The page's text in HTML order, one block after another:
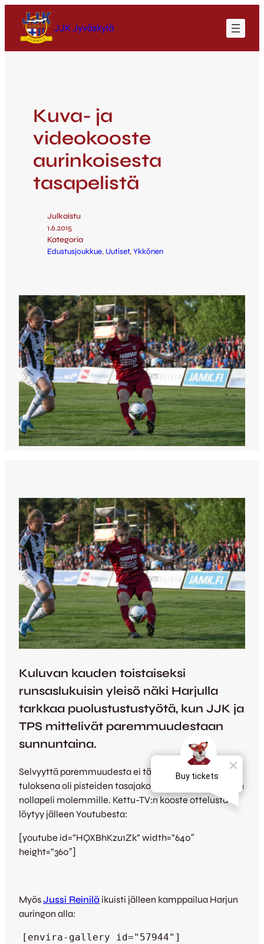
JJK Jyväskylä
Kuva- ja
videokooste
aurinkoisesta
tasapelistä
Julkaistu
1.6.2015
Kategoria
Edustusjoukkue, Uutiset, Ykkönen
Kuluvan kauden toistaiseksi
runsaslukuisin yleisö näki Harjulla
tarkkaa puolustustustyötä, kun JJK ja
TPS mittelivät paremmuudestaan
sunnuntaina.
Selvyyttä paremmuudesta ei tällä kertaa saatu, vaan
tuloksena oli pisteiden tasajako ja kolmas perättäinen
nollapeli molemmille. Kettu-TV:n kooste ottelusta
löytyy jälleen Youtubesta:
[youtube id=”HQXBhKzu1Zk” width=”640″
height=”360″]
MyösJussi Reinilä ikuisti jälleen kamppailua Harjun
auringon alla:
[envira-gallery id="57944"]